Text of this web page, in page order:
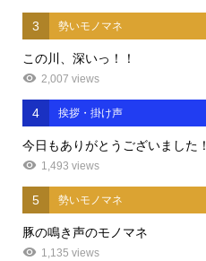
3 勢いモノマネ
この川、深いっ！！
2,007 views
4 挨拶・掛け声
今日もありがとうございました！
1,493 views
5 勢いモノマネ
豚の鳴き声のモノマネ
1,135 views